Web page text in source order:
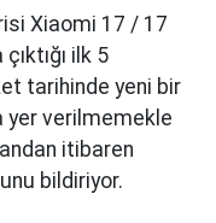
Xiaomi 17 / 17
ilk 5
tarihinde yeni bir
yer verilmemekle
itibaren
bildiriyor.